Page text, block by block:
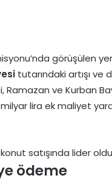
görüşülen
tutarındaki artışı ve
ve Kurban
milyar lira ek maliyet
satışında lider oldu
ödeme